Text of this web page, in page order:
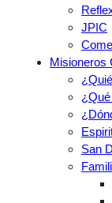
JPIC
Misioneros
San